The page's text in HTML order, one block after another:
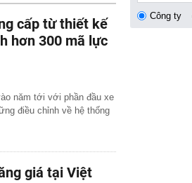
cp,
Dương
thất
điện’
mô hình
dự án
cấp từ thiết kế
hơn 300 mã lực
năm tới với phần đầu xe
điều chỉnh về hệ thống
giá tại Việt
Công ty